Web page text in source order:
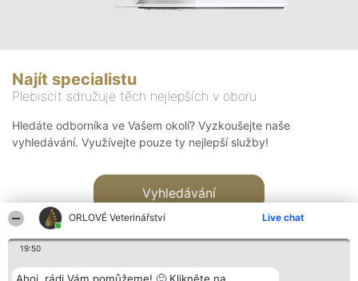
ORLOVÉ Veterinářství Live chat
19:50
Najít specialistu
Plebiscit sdružuje těch nejlepších v oboru
Hledáte odborníka ve Vašem okolí? Vyzkoušejte naše
vyhledávání. Využívejte pouze ty nejlepší služby!
Vyhledávání